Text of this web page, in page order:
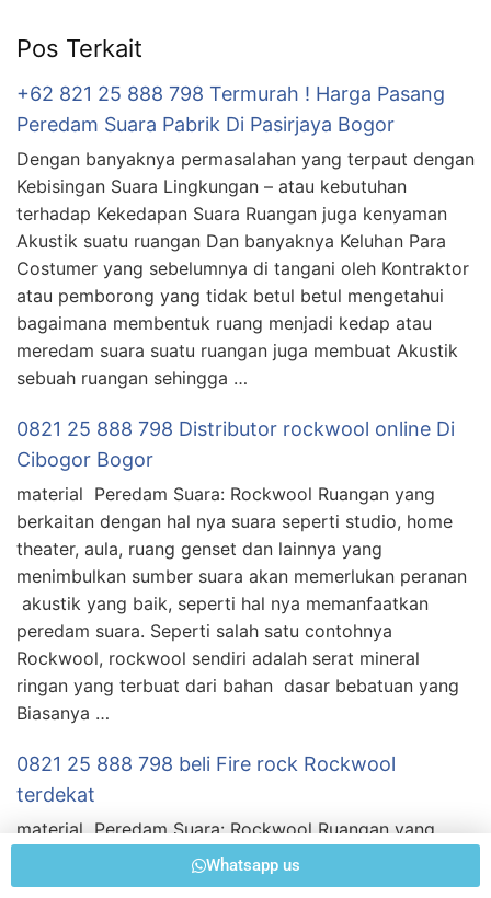
Pos Terkait
+62 821 25 888 798 Termurah ! Harga Pasang
Peredam Suara Pabrik Di Pasirjaya Bogor
Dengan banyaknya permasalahan yang terpaut dengan
Kebisingan Suara Lingkungan – atau kebutuhan
terhadap Kekedapan Suara Ruangan juga kenyaman
Akustik suatu ruangan Dan banyaknya Keluhan Para
Costumer yang sebelumnya di tangani oleh Kontraktor
atau pemborong yang tidak betul betul mengetahui
bagaimana membentuk ruang menjadi kedap atau
meredam suara suatu ruangan juga membuat Akustik
sebuah ruangan sehingga …
0821 25 888 798 Distributor rockwool online Di
Cibogor Bogor
material Peredam Suara: Rockwool Ruangan yang
berkaitan dengan hal nya suara seperti studio, home
theater, aula, ruang genset dan lainnya yang
menimbulkan sumber suara akan memerlukan peranan
akustik yang baik, seperti hal nya memanfaatkan
peredam suara. Seperti salah satu contohnya
Rockwool, rockwool sendiri adalah serat mineral
ringan yang terbuat dari bahan dasar bebatuan yang
Biasanya …
0821 25 888 798 beli Fire rock Rockwool
terdekat
material Peredam Suara: Rockwool Ruangan yang
berhubungan dengan hal nya suara seperti studio,
home theater, aula, ruang genset dan lainnya yang
Whatsapp us